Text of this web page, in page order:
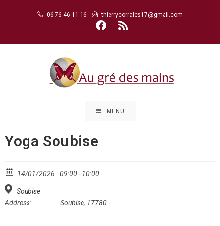
06 76 46 11 16 thierrycorrales17@gmail.com
MENU
Yoga Soubise
14/01/2026 09:00 - 10:00
Soubise
Address:
Soubise, 17780